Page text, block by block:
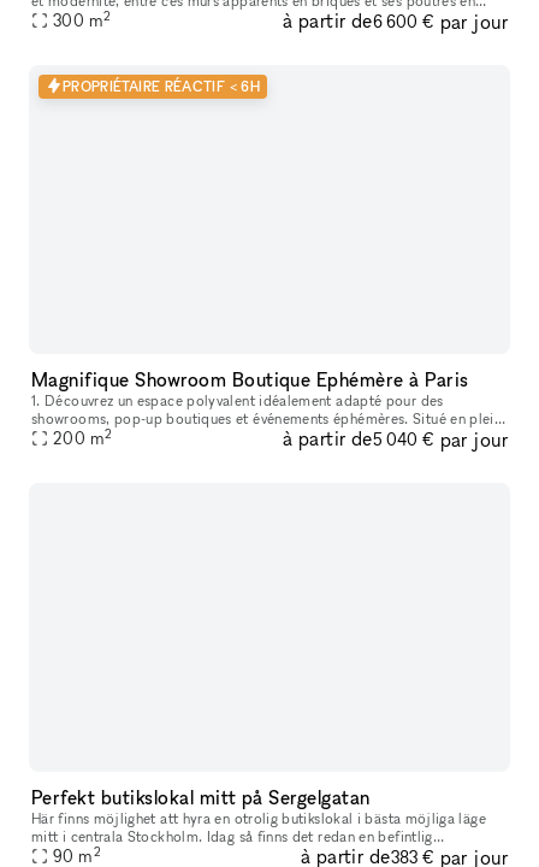
métal visibles. Une grande verrière est présente et permettan
300 m2 à partir de6 600 € par jour
PROPRIÉTAIRE RÉACTIF < 6H
Magnifique Showroom Boutique Ephémère à Paris
1. Découvrez un espace polyvalent idéalement adapté pour des
showrooms, pop-up boutiques et événements éphémères. Situé en plein
cœur de Paris, sur le boulevard Saint-Germain, à proximité de la Place
200 m2 à partir de5 040 € par jour
Perfekt butikslokal mitt på Sergelgatan
Här finns möjlighet att hyra en otrolig butikslokal i bästa möjliga läge
mitt i centrala Stockholm. Idag så finns det redan en befintlig
sminkbutik på plats med hyllor och möbler. Lokalen är anpassad
90 m2 à partir de383 € par jour